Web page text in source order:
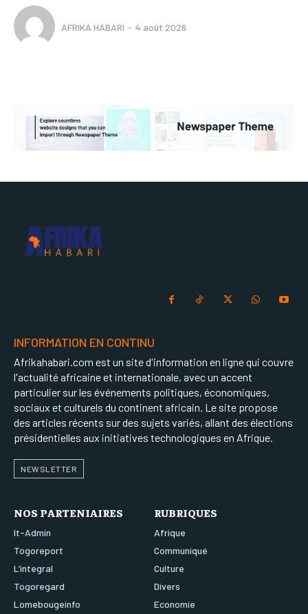
AFRIKA HABARI - 4 août 2026
INFORMATION EN CONTINU
Afrikahabari.com est un site d'information en ligne qui couvre
l'actualité africaine et internationale, avec un accent
particulier sur les événements politiques, économiques,
sociaux et culturels du continent africain. Le site propose
des articles récents sur des sujets variés, allant des élections
présidentielles aux initiatives technologiques en Afrique.
NEWSLETTER
NOS PARTENIAIRES
It-Admin
Togoreport
L’integral
Togoregard
Lomebougeinfo
RUBRIQUES
Afrique
Communiqué
Culture
Divers
Economie